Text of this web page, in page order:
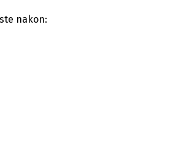
nakon: